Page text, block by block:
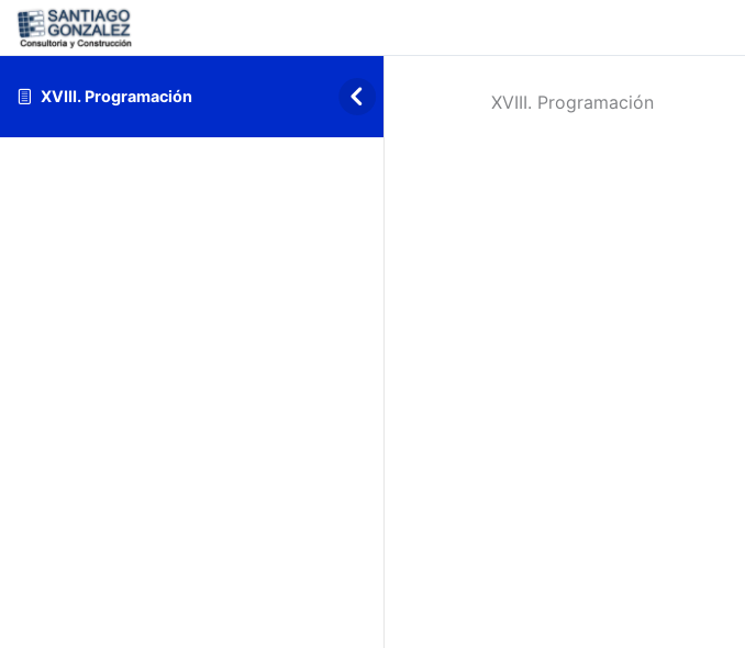
XVIII. Programación XVIII. Programación